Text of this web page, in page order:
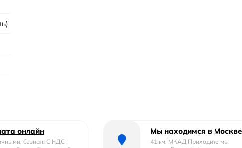
онлайн
безнал. С НДС ,
Мы находимся в Москве
41 км. МКАД Приходите мы